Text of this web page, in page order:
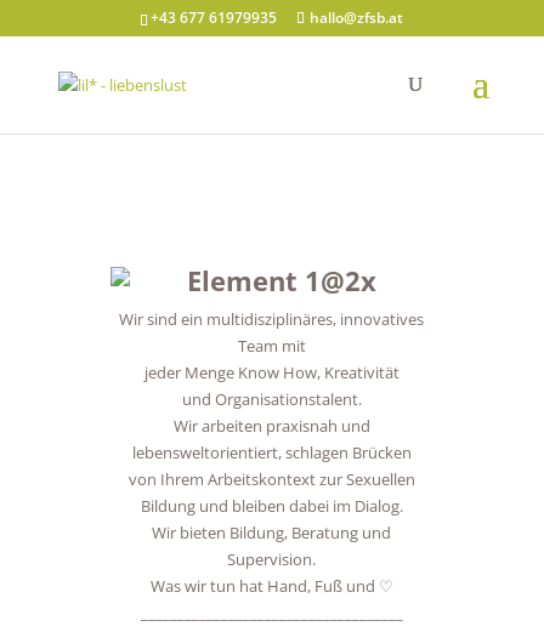
+43 677 61979935 hallo@zfsb.at
Wir sind ein multidisziplinäres, innovatives
Team mit
jeder Menge Know How, Kreativität
und Organisationstalent.
Wir arbeiten praxisnah und
lebensweltorientiert, schlagen Brücken
von Ihrem Arbeitskontext zur Sexuellen
Bildung und bleiben dabei im Dialog.
Wir bieten Bildung, Beratung und
Supervision.
Was wir tun hat Hand, Fuß und ♡